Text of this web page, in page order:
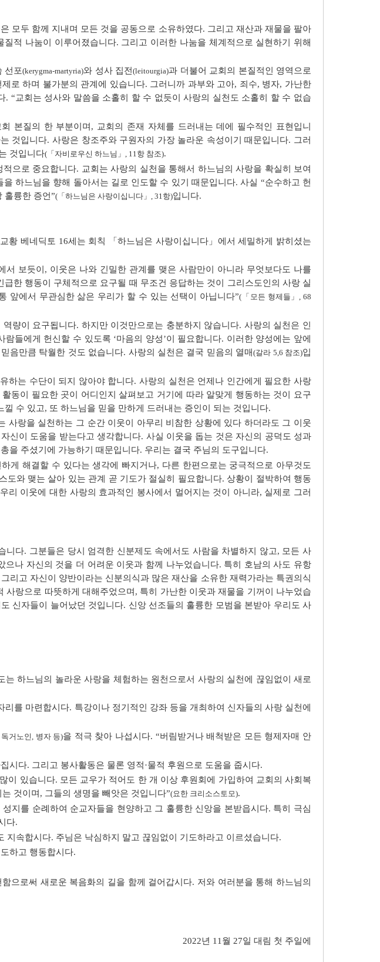
모두 함께 지내며 모든 것을 공동으로 소유하였다. 그리고 재산과 재물을 팔아
질적 나눔이 이루어졌습니다. 그리고 이러한 나눔을 체계적으로 실현하기 위해
선포(kerygma-martyria)와 성사 집전(leitourgia)과 더불어 교회의 본질적인 영역으로
로 하며 불가분의 관계에 있습니다. 그러니까 과부와 고아, 죄수, 병자, 가난한
“교회는 성사와 말씀을 소홀히 할 수 없듯이 사랑의 실천도 소홀히 할 수 없습
본질의 한 부분이며, 교회의 존재 자체를 드러내는 데에 필수적인 표현입니
것입니다. 사랑은 창조주와 구원자의 가장 놀라운 속성이기 때문입니다. 그러
것입니다(「자비로우신 하느님」, 11항 참조).
으로 중요합니다. 교회는 사랑의 실천을 통해서 하느님의 사랑을 확실히 보여
하느님을 향해 돌아서는 길로 인도할 수 있기 때문입니다. 사실 “순수하고 헌
훌륭한 증언”(「하느님은 사랑이십니다」, 31항)입니다.
황 베네딕토 16세는 회칙 「하느님은 사랑이십니다」에서 세밀하게 밝히셨는
서 보듯이, 이웃은 나와 긴밀한 관계를 맺은 사람만이 아니라 무엇보다도 나를
한 행동이 구체적으로 요구될 때 무조건 응답하는 것이 그리스도인의 사랑 실
앞에서 무관심한 삶은 우리가 할 수 있는 선택이 아닙니다”(「모든 형제들」, 68
량이 요구됩니다. 하지만 이것만으로는 충분하지 않습니다. 사랑의 실천은 인
들에게 헌신할 수 있도록 ‘마음의 양성’이 필요합니다. 이러한 양성에는 앞에
음만큼 탁월한 것도 없습니다. 사랑의 실천은 결국 믿음의 열매(갈라 5,6 참조)입
하는 수단이 되지 않아야 합니다. 사랑의 실천은 언제나 인간에게 필요한 사랑
동이 필요한 곳이 어디인지 살펴보고 거기에 따라 알맞게 행동하는 것이 요구
수 있고, 또 하느님을 믿을 만하게 드러내는 증인이 되는 것입니다.
사랑을 실천하는 그 순간 이웃이 아무리 비참한 상황에 있다 하더라도 그 이웃
신이 도움을 받는다고 생각합니다. 사실 이웃을 돕는 것은 자신의 공덕도 성과
을 주셨기에 가능하기 때문입니다. 우리는 결국 주님의 도구입니다.
게 해결할 수 있다는 생각에 빠지거나, 다른 한편으로는 궁극적으로 아무것도
와 맺는 살아 있는 관계 곧 기도가 절실히 필요합니다. 상황이 절박하여 행동
이웃에 대한 사랑의 효과적인 봉사에서 멀어지는 것이 아니라, 실제로 그러
다. 그분들은 당시 엄격한 신분제도 속에서도 사람을 차별하지 않고, 모든 사
나 자신의 것을 더 어려운 이웃과 함께 나누었습니다. 특히 호남의 사도 유항
리고 자신이 양반이라는 신분의식과 많은 재산을 소유한 재력가라는 특권의식
랑으로 따뜻하게 대해주었으며, 특히 가난한 이웃과 재물을 기꺼이 나누었습
신자들이 늘어났던 것입니다. 신앙 선조들의 훌륭한 모범을 본받아 우리도 사
하느님의 놀라운 사랑을 체험하는 원천으로서 사랑의 실천에 끊임없이 새로
를 마련합시다. 특강이나 정기적인 강좌 등을 개최하여 신자들의 사랑 실천에
거노인, 병자 등)을 적극 찾아 나섭시다. “버림받거나 배척받은 모든 형제자매 안
시다. 그리고 봉사활동은 물론 영적·물적 후원으로 도움을 줍시다.
이 있습니다. 모든 교우가 적어도 한 개 이상 후원회에 가입하여 교회의 사회복
것이며, 그들의 생명을 빼앗은 것입니다”(요한 크리소스토모).
지를 순례하여 순교자들을 현양하고 그 훌륭한 신앙을 본받읍시다. 특히 극심
다.
속합시다. 주님은 낙심하지 말고 끊임없이 기도하라고 이르셨습니다.
하고 행동합시다.
으로써 새로운 복음화의 길을 함께 걸어갑시다. 저와 여러분을 통해 하느님의
2022년 11월 27일 대림 첫 주일에